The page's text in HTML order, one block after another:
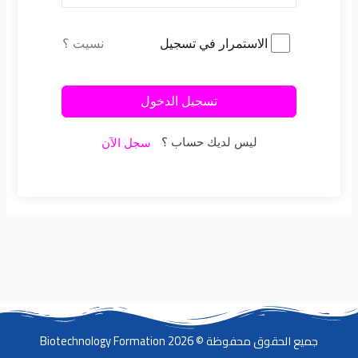
الاستمرار في تسجيل نسيت ؟
تسجيل الدخول
ليس لديك حساب ؟ سجل الآن
جميع الحقوق محفوظة © 2026 Biotechnology Formation